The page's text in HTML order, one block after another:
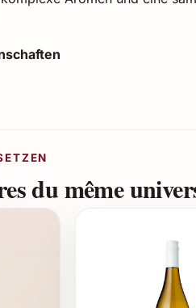
Farbe mit glänzendem
nach üppigen Mahlzeiten
von Desserts wie Crème
zu Kaffee- oder
Geschenk für
du même